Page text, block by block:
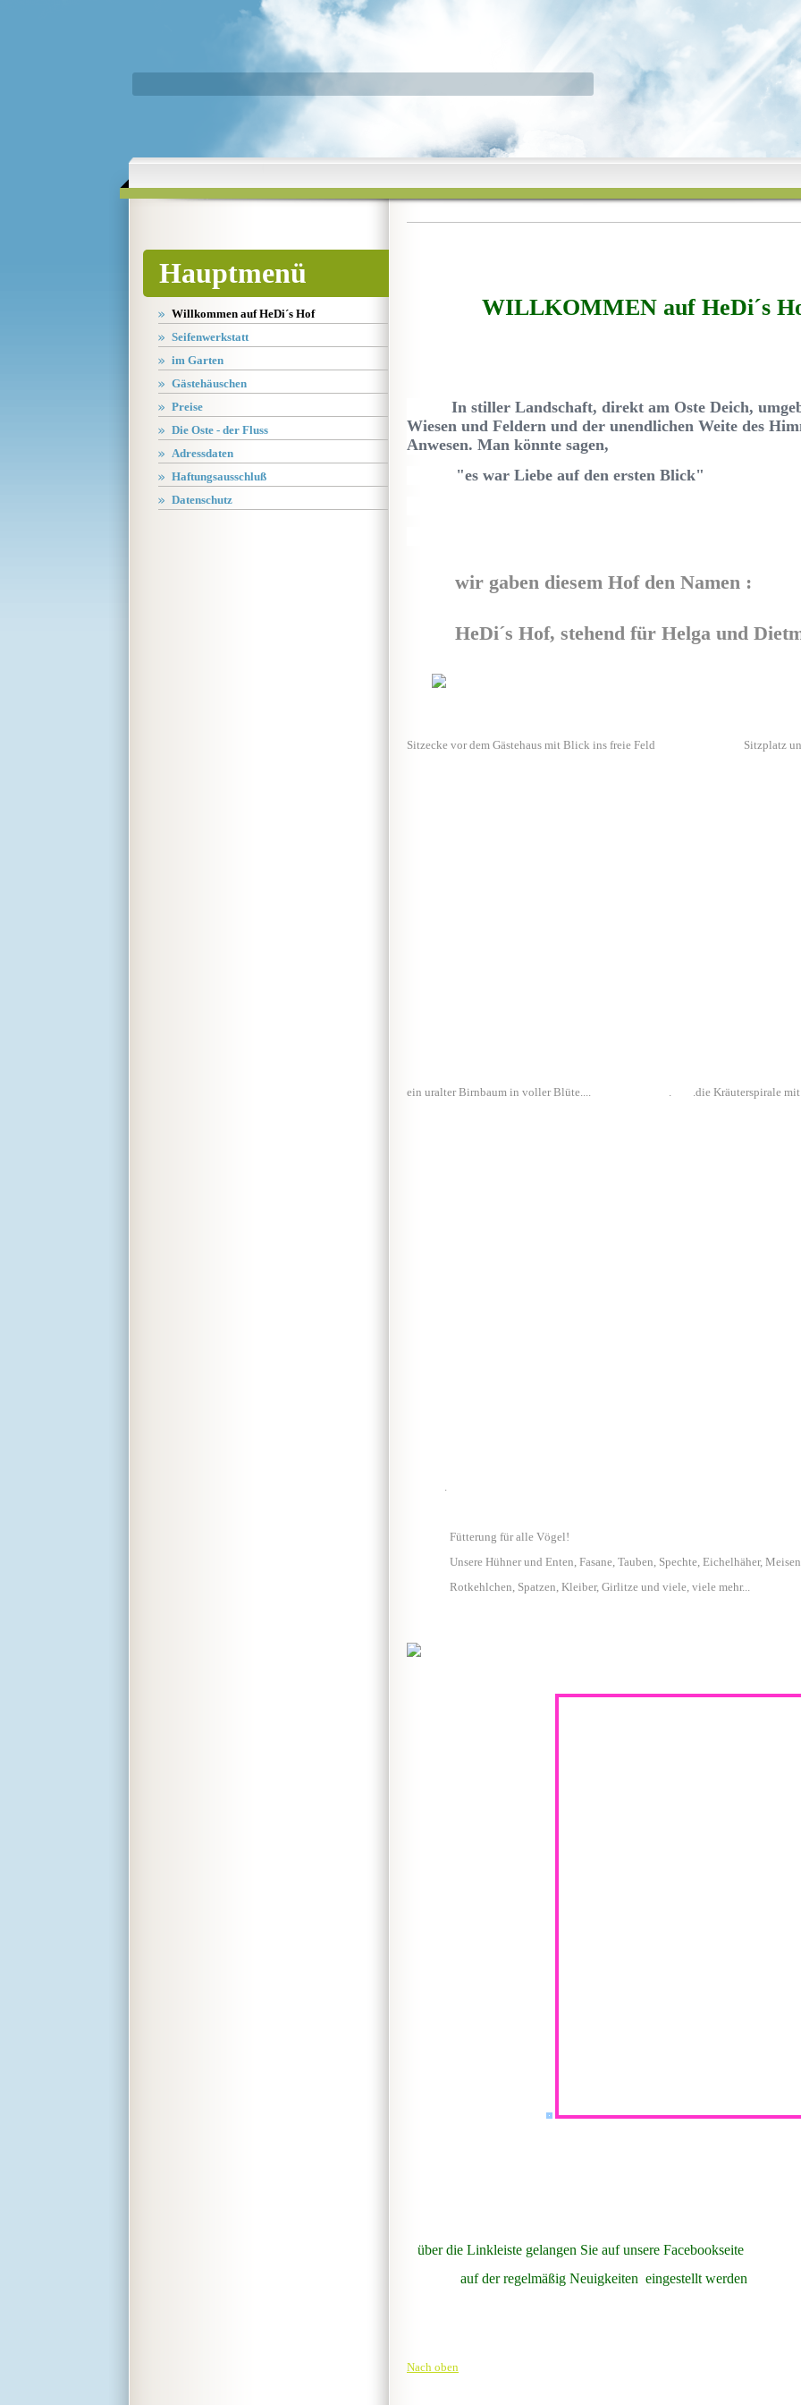
Hauptmenü
Willkommen auf HeDi´s Hof
Seifenwerkstatt
im Garten
Gästehäuschen
Preise
Die Oste - der Fluss
Adressdaten
Haftungsausschluß
Datenschutz
WILLKOMMEN auf HeDi´s
In stiller Landschaft, direkt am Oste
Wiesen und Feldern und der unendlichen Weite
Anwesen. Man könnte sagen,
"es war Liebe auf den ersten Blick"
wir gaben diesem Hof den Namen :
HeDi´s Hof, stehend für Helga und Di
Sitzecke vor dem Gästehaus mit Blick ins freie Feld Sitzplatz unter
ein uralter Birnbaum in voller Blüte.... . .die Kräuterspirale mit allem
.
Fütterung für alle Vögel!
Unsere Hühner und Enten, Fasane, Tauben, Spechte, Eichelhäher,
Rotkehlchen, Spatzen, Kleiber, Girlitze und viele, viele mehr...
über die Linkleiste gelangen Sie auf unsere Facebookseite
auf der regelmäßig Neuigkeiten eingestellt werden
Nach oben